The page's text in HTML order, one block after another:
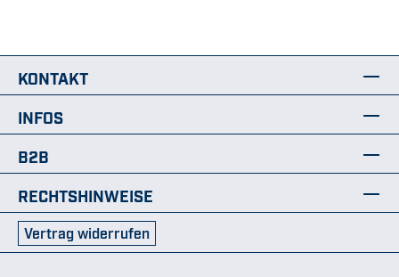
KONTAKT
INFOS
B2B
RECHTSHINWEISE
Vertrag widerrufen